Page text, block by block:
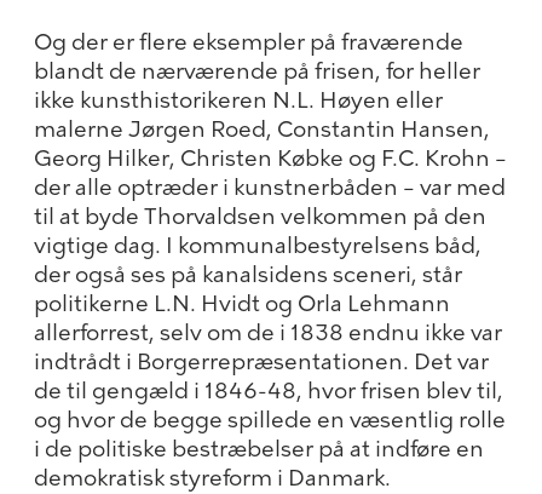
Og der er flere eksempler på fraværende
blandt de nærværende på frisen, for heller
ikke kunsthistorikeren N.L. Høyen eller
malerne Jørgen Roed, Constantin Hansen,
Georg Hilker, Christen Købke og F.C. Krohn –
der alle optræder i kunstnerbåden – var med
til at byde Thorvaldsen velkommen på den
vigtige dag. I kommunalbestyrelsens båd,
der også ses på kanalsidens sceneri, står
politikerne L.N. Hvidt og Orla Lehmann
allerforrest, selv om de i 1838 endnu ikke var
indtrådt i Borgerrepræsentationen. Det var
de til gengæld i 1846-48, hvor frisen blev til,
og hvor de begge spillede en væsentlig rolle
i de politiske bestræbelser på at indføre en
demokratisk styreform i Danmark.